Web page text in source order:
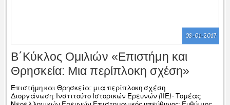
08-01-2017
B΄Κύκλος Ομιλιών «Επιστήμη και
Θρησκεία: Μια περίπλοκη σχέση»
Επιστήμη και Θρησκεία: μια περίπλοκη σχέση
Διοργάνωση: Ινστιτούτο Ιστορικών Ερευνών (ΙΙΕ)- Τομέας